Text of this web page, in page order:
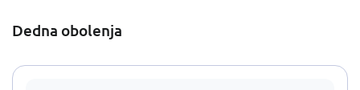
Dedna obolenja